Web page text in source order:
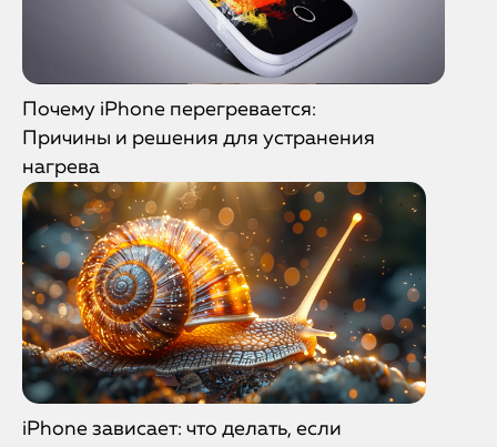
Почему iPhone перегревается:
Причины и решения для устранения
нагрева
iPhone зависает: что делать, если